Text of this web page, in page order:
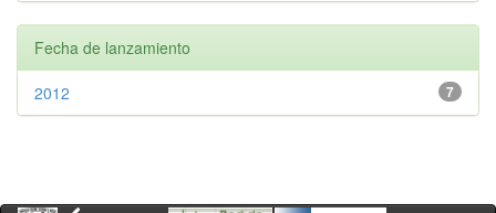
Fecha de lanzamiento
7
2012